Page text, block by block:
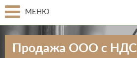
МЕНЮ
Продажа ООО с НДС